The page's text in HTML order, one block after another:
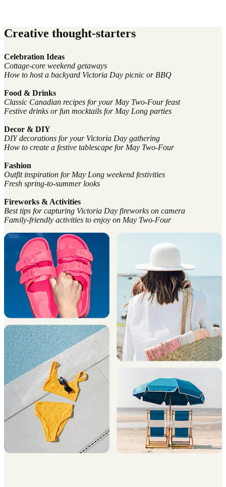
Creative thought-starters
Celebration Ideas
Cottage-core weekend getaways
How to host a backyard Victoria Day picnic or BBQ
Food & Drinks
Classic Canadian recipes for your May Two-Four feast
Festive drinks or fun mocktails for May Long parties
Decor & DIY
DIY decorations for your Victoria Day gathering
How to create a festive tablescape for May Two-Four
Fashion
Outfit inspiration for May Long weekend festivities
Fresh spring-to-summer looks
Fireworks & Activities
Best tips for capturing Victoria Day fireworks on camera
Family-friendly activities to enjoy on May Two-Four